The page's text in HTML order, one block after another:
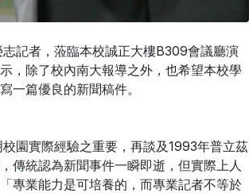
記者，蒞臨本校誠正大樓B309會議廳演
，除了校內南大報導之外，也希望本校學
一篇優良的新聞稿件。
園實際經驗之重要，再談及1993年普立茲
傳統認為新聞事件一瞬即逝，但實際上人
專業能力是可培養的，而專業記者不等於